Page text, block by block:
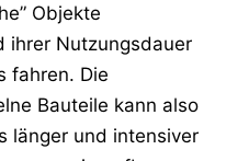
Objekte
ihrer Nutzungsdauer
fahren. Die
Bauteile kann also
länger und intensiver